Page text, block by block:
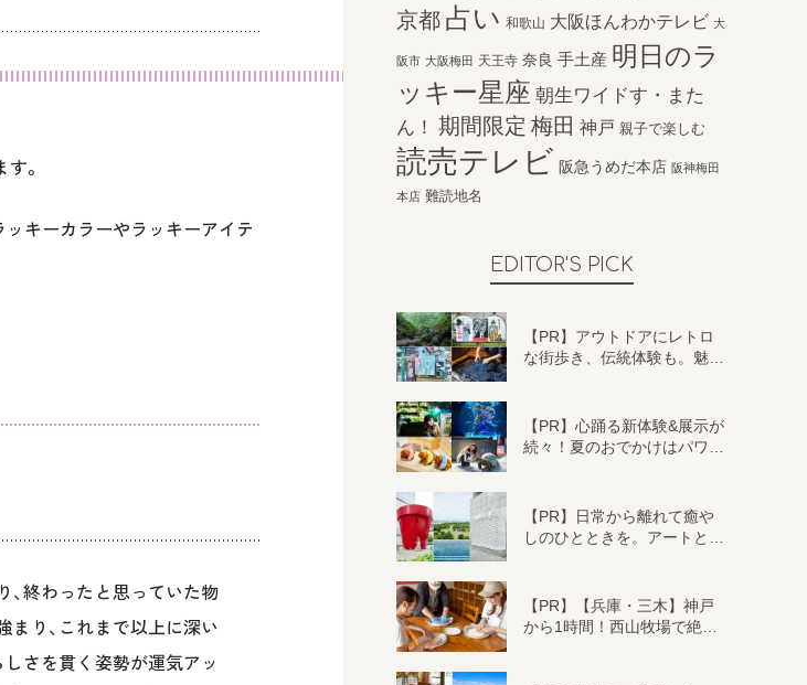
。
ッキーカラーやラッキーアイテ
、終わったと思っていた物
り、これまで以上に深い
さを貫く姿勢が運気アッ
京都 占い 和歌山 大阪ほんわかテレビ 大
阪市 大阪梅田 天王寺 奈良 手土産 明日のラ
ッキー星座 朝生ワイドす・また
ん！ 期間限定 梅田 神戸 親子で楽しむ
読売テレビ 阪急うめだ本店 阪神梅田
本店 難読地名
EDITOR'S PICK
【PR】アウトドアにレトロ
な街歩き、伝統体験も。魅…
【PR】心踊る新体験&展示が
続々！夏のおでかけはパワ…
【PR】日常から離れて癒や
しのひとときを。アートと…
【PR】【兵庫・三木】神戸
から1時間！西山牧場で絶…